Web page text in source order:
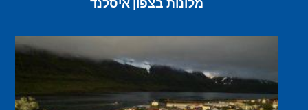
מלונות בצפון איסלנד